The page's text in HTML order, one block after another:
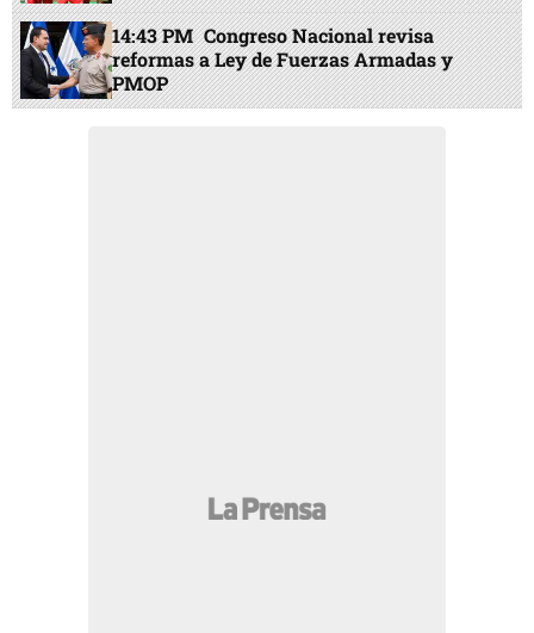
14:43 PM Congreso Nacional revisa
reformas a Ley de Fuerzas Armadas y
PMOP